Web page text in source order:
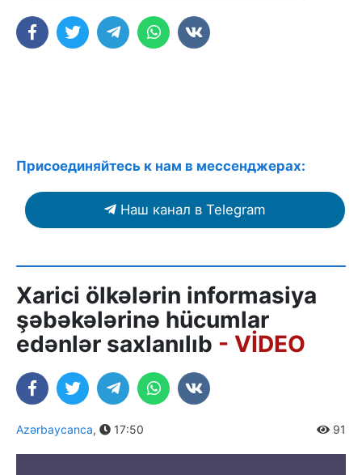
Присоединяйтесь к нам в мессенджерах:
Наш канал в Telegram
Xarici ölkələrin informasiya
şəbəkələrinə hücumlar
edənlər saxlanılıb - VİDEO
Azərbaycanca, 17:50 91